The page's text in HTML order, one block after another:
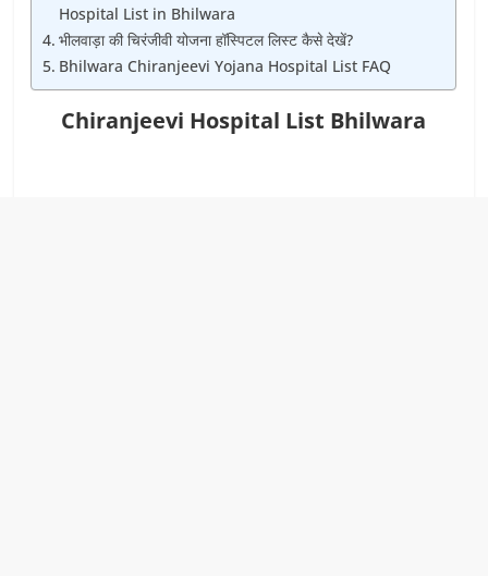
Hospital List in Bhilwara
भीलवाड़ा की चिरंजीवी योजना हॉस्पिटल लिस्ट कैसे देखें?
Bhilwara Chiranjeevi Yojana Hospital List FAQ
Chiranjeevi Hospital List Bhilwara